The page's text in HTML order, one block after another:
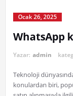
Ocak 26, 2025
WhatsApp
Yazar: admin
Teknoloji
konulardan biri,